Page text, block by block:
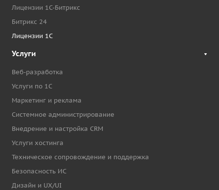
Лицензии 1С-Битрикс
Битрикс 24
Лицензии 1С
Услуги
Веб-разработка
Услуги по 1С
Маркетинг и реклама
Системное администрирование
Внедрение и настройка CRM
Услуги хостинга
Техническое сопровождение и поддержка
Безопасность ИС
Дизайн и UX/UI